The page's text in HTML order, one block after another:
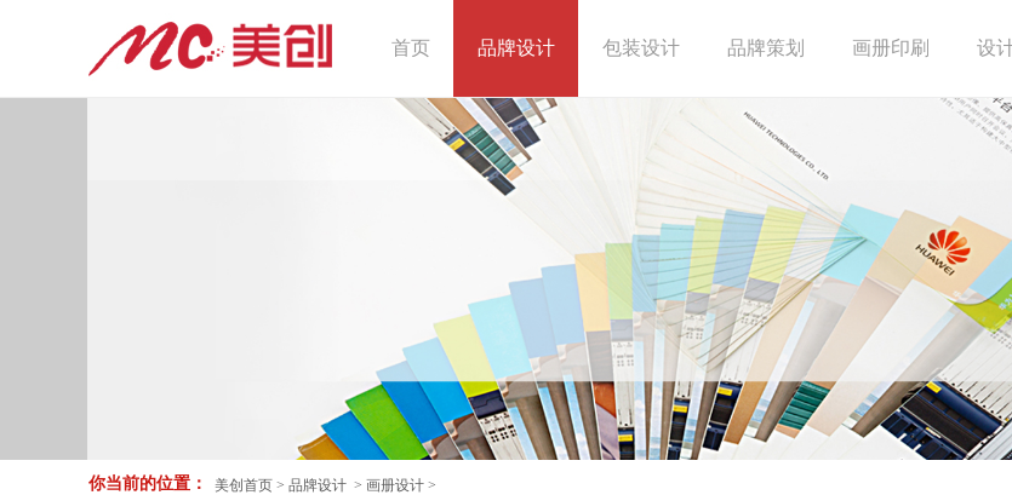
你当前的位置： 美创首页 > 品牌设计 > 画册设计 >
首页 品牌设计 包装设计 品牌策划 画册印刷 设